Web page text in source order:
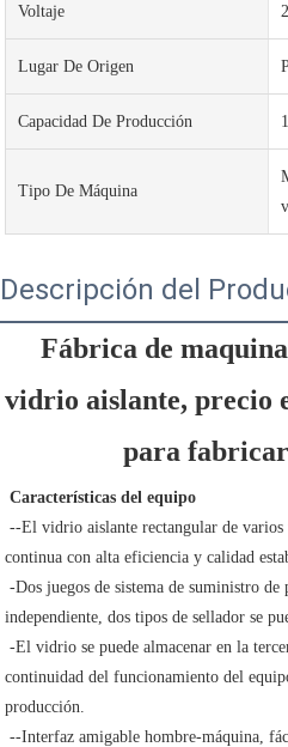
Voltaje
Lugar De Origen
Capacidad De Producción
Tipo De Máquina
Descripción del
Fábrica de
vidrio aislante, precio
para
Características del equipo
continua con alta eficiencia y calidad
independiente, dos tipos de sellador se
continuidad del funcionamiento del
producción.
--Interfaz amigable hombre-máquina,